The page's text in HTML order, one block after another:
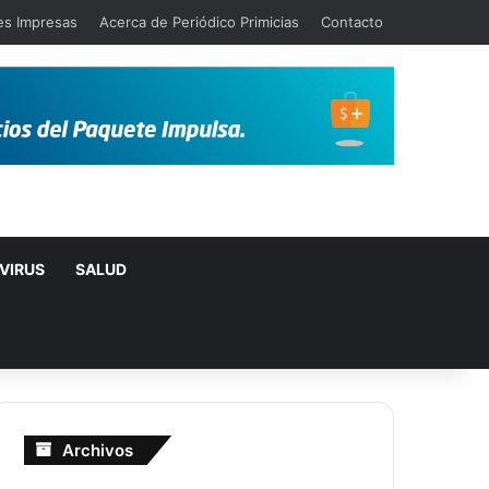
Impresas Acerca de Periódico Primicias Contacto
SALUD
Archivos